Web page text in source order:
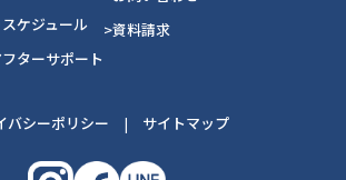
ケジュール
ターサポート
>資料請求
バシーポリシー | サイトマップ